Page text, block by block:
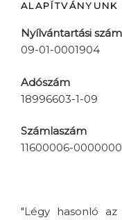
ALAPÍTVÁNYUNK
Nyílvántartási szám
09-01-0001904
Adószám
18996603-1-09
Számlaszám
11600006-
"Légy hasonló